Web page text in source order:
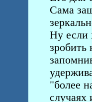
Сама
Ну если
зробить
"более
случаях